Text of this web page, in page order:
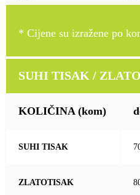
* Cijene su izražene po
SUHI TISAK /
KOLIČINA (kom)
SUHI TISAK
ZLATOTISAK